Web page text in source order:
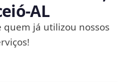
quem já utilizou nossos